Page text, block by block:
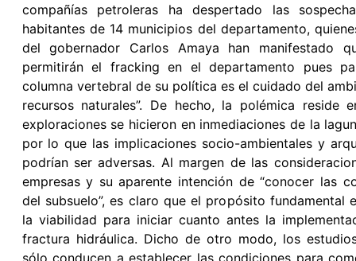
compañías petroleras ha despertado las
habitantes de 14 municipios del departamento,
del gobernador Carlos Amaya han manifestado
permitirán el fracking en el departamento pues
columna vertebral de su política es el cuidado del
recursos naturales”. De hecho, la polémica reside
exploraciones se hicieron en inmediaciones de la
por lo que las implicaciones socio-ambientales y
podrían ser adversas. Al margen de las
empresas y su aparente intención de “conocer las
del subsuelo”, es claro que el propósito fundamental
la viabilidad para iniciar cuanto antes la
fractura hidráulica. Dicho de otro modo, los
sólo conducen a establecer las condiciones para